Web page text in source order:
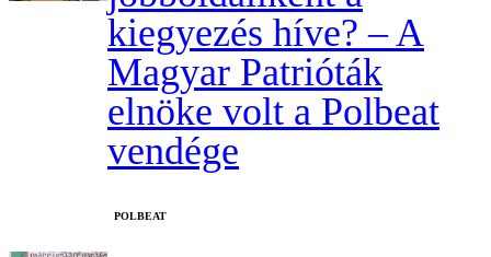
kiegyezés híve? – A
Magyar Patrióták
elnöke volt a Polbeat
vendége
‎POLBEAT